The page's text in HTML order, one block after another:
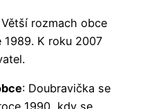
Větší rozmach obce
K roku 2007
: Doubravička se